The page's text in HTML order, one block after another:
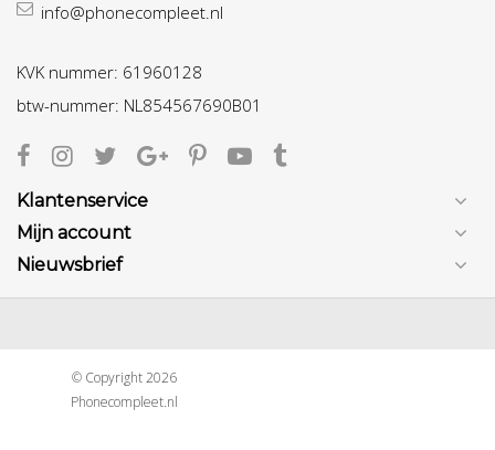
info@phonecompleet.nl
KVK nummer: 61960128
btw-nummer: NL854567690B01
Klantenservice
Mijn account
Nieuwsbrief
© Copyright 2026
Phonecompleet.nl